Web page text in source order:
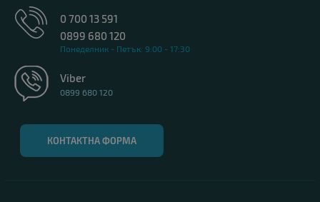
0 700 13 591
0899 680 120
Понеделник - Петък: 9:00 - 17:30
Viber
0899 680 120
КОНТАКТНА ФОРМА